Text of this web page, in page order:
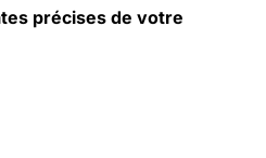
précises de votre